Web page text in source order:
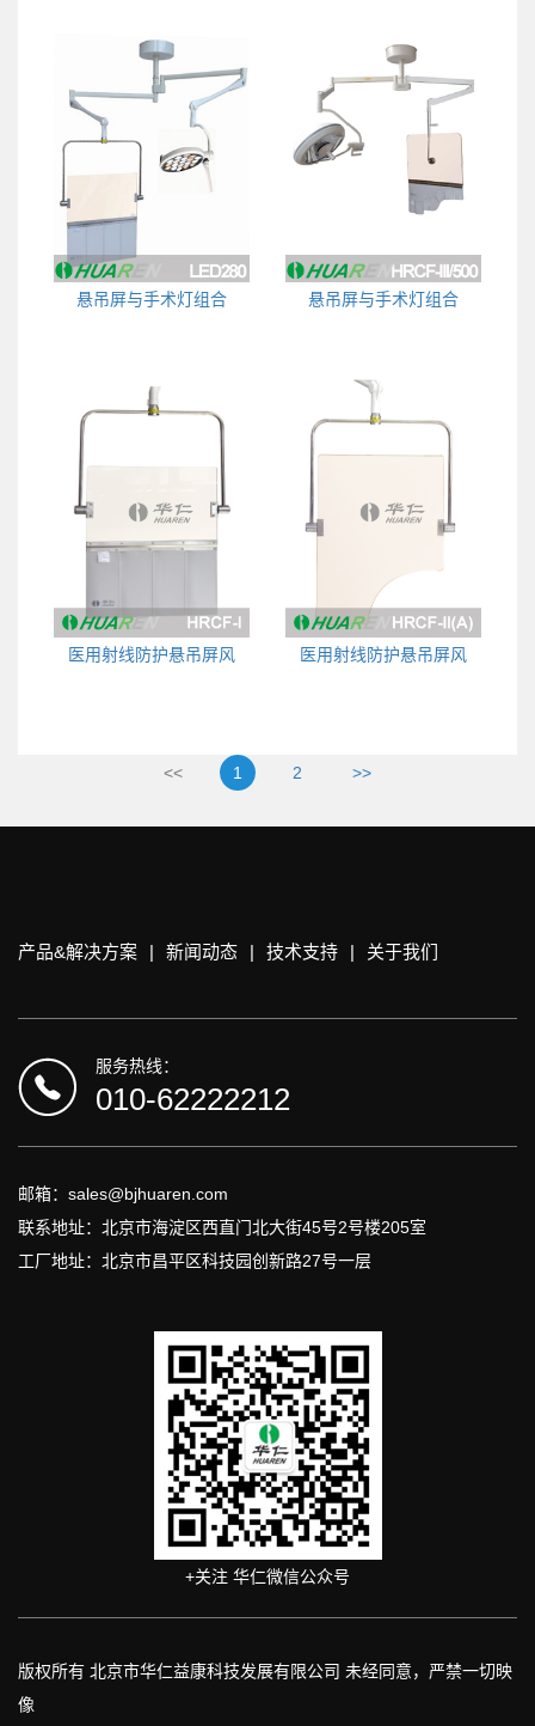
悬吊屏与手术灯组合 悬吊屏与手术灯组合
医用射线防护悬吊屏风 医用射线防护悬吊屏风
<< 1 2 >>
产品&解决方案 | 新闻动态 | 技术支持 | 关于我们
服务热线：
010-62222212
邮箱：sales@bjhuaren.com
联系地址：北京市海淀区西直门北大街45号2号楼205室
工厂地址：北京市昌平区科技园创新路27号一层
+关注 华仁微信公众号
版权所有 北京市华仁益康科技发展有限公司 未经同意，严禁一切映
像